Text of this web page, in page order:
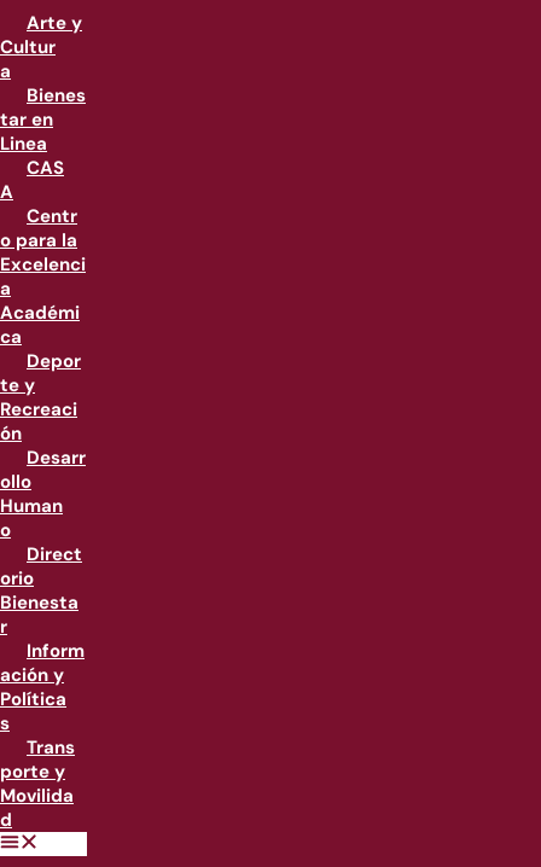
Arte y
Cultur
a
Bienes
tar en
Linea
CAS
A
Centr
o para la
Excelenci
a
Académi
ca
Depor
te y
Recreaci
ón
Desarr
ollo
Human
o
Direct
orio
Bienesta
r
Inform
ación y
Política
s
Trans
porte y
Movilida
d